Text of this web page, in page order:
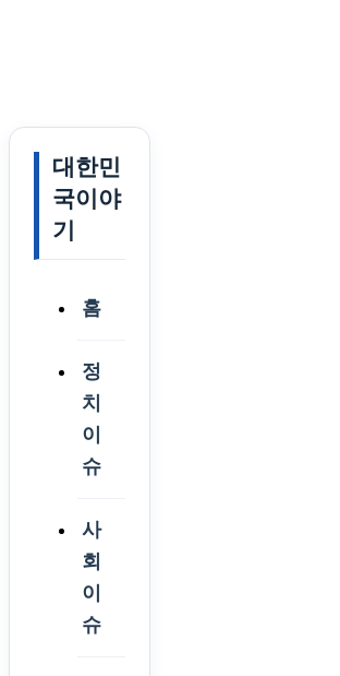
대한민
국이야
기
홈
정
치
이
슈
사
회
이
슈